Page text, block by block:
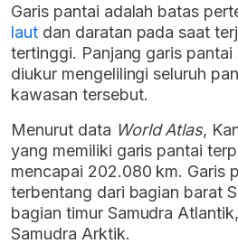
Garis pantai adalah batas
lautdan daratan pada saat
tertinggi. Panjang garis pantai
diukur mengelilingi seluruh
kawasan tersebut.
Menurut data World Atlas,
yang memiliki garis pantai
mencapai 202.080 km. Garis
terbentang dari bagian barat
bagian timur Samudra
Samudra Arktik.